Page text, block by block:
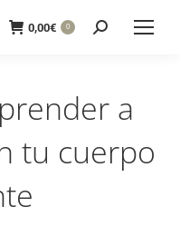
0,00€ 0 Buscar:
a
tu cuerpo